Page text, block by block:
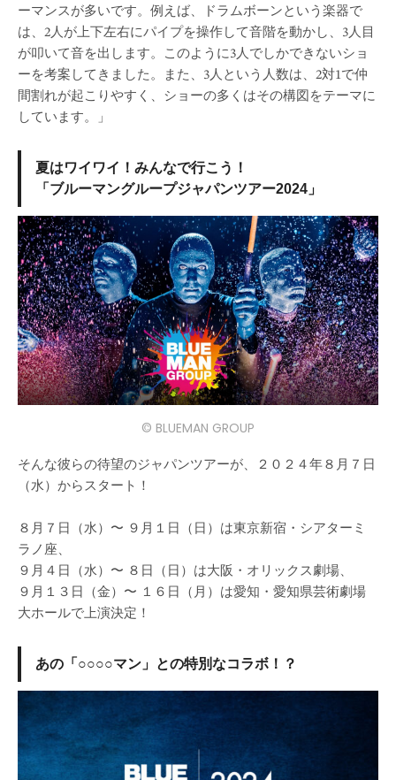
ーマンスが多いです。例えば、ドラムボーンという楽器で
は、2人が上下左右にパイプを操作して音階を動かし、3人目
が叩いて音を出します。このように3人でしかできないショ
ーを考案してきました。また、3人という人数は、2対1で仲
間割れが起こりやすく、ショーの多くはその構図をテーマに
しています。」
夏はワイワイ！みんなで行こう！
「ブルーマングループジャパンツアー2024」
© BLUEMAN GROUP
そんな彼らの待望のジャパンツアーが、２０２４年８月７日
（水）からスタート！
８月７日（水）〜 ９月１日（日）は東京新宿・シアターミ
ラノ座、
９月４日（水）〜 ８日（日）は大阪・オリックス劇場、
９月１３日（金）〜 １６日（月）は愛知・愛知県芸術劇場
大ホールで上演決定！
あの「○○○○マン」との特別なコラボ！？